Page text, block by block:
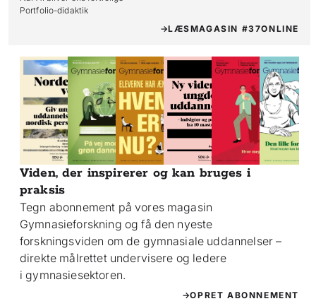
Portfolio-didaktik
LÆSMAGASIN #37ONLINE
Viden, der inspirerer og kan bruges i
praksis
Tegn abonnement på vores magasin
Gymnasieforskning og få den nyeste
forskningsviden om de gymnasiale uddannelser –
direkte målrettet undervisere og ledere
i gymnasiesektoren.
OPRET ABONNEMENT